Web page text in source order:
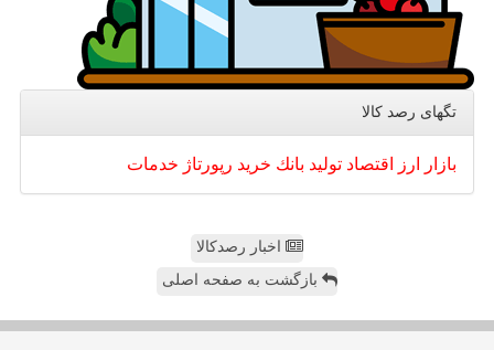
تگهای رصد كالا
بازار ارز اقتصاد تولید بانك خرید رپورتاژ خدمات
اخبار رصدکالا
بازگشت به صفحه اصلی